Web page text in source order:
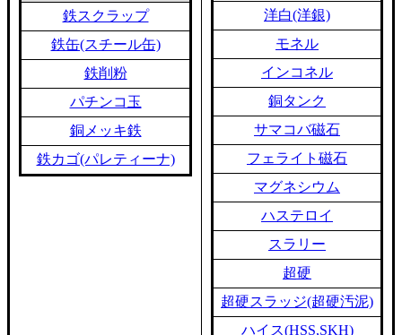
鉄スクラップ
鉄缶(スチール缶)
鉄削粉
パチンコ玉
銅メッキ鉄
鉄カゴ(パレティーナ)
洋白(洋銀)
モネル
インコネル
銅タンク
サマコバ磁石
フェライト磁石
マグネシウム
ハステロイ
スラリー
超硬
超硬スラッジ(超硬汚泥)
ハイス(HSS,SKH)